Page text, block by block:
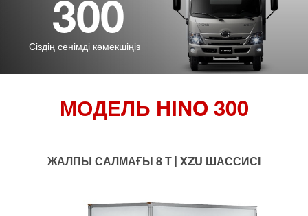
МОДЕЛЬ HINO 300
ЖАЛПЫ САЛМАҒЫ 8 Т | XZU ШАССИСІ